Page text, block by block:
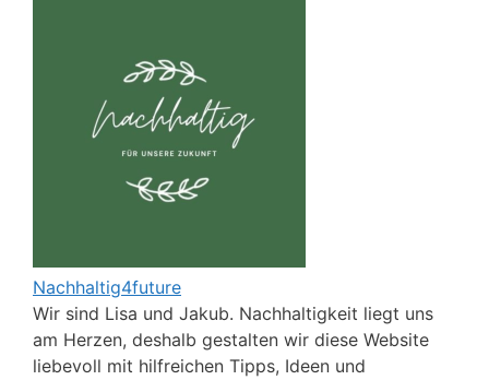
Nachhaltig4future
Wir sind Lisa und Jakub. Nachhaltigkeit liegt uns
am Herzen, deshalb gestalten wir diese Website
liebevoll mit hilfreichen Tipps, Ideen und